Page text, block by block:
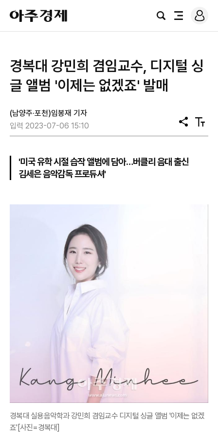
아
주
경
검
전
로
그
경복대 강민희 겸임교수, 디지털 싱
글 앨범 '이제는 없겠죠' 발매
(남양주·포천)임봉재 기자
입력 2023-07-06 15:10
공
유
텍
스
'미국 유학 시절 습작 앨범에 담아…버클리 음대 출신
김세은 음악감독 프로듀셔'
경복대 실용음악학과 강민희 겸임교수 디지털 싱글 앨범 '이제는 없겠
죠'[사진=경복대]